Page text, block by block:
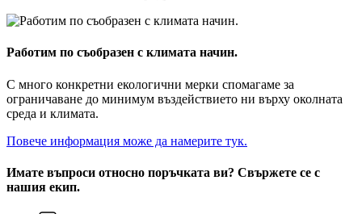
Работим по съобразен с климата начин.
С много конкретни екологични мерки спомагаме за
ограничаване до минимум въздействието ни върху околната
среда и климата.
Повече информация може да намерите тук.
Имате въпроси относно поръчката ви? Свържете се с
нашия екип.